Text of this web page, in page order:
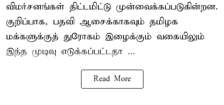
விமர்சனங்கள் திட்டமிட்டு முன்வைக்கப்படுகின்றன.
குறிப்பாக, பதவி ஆசைக்காகவும் தமிழக
மக்களுக்குத் துரோகம் இழைக்கும் வகையிலும்
இந்த முடிவு எடுக்கப்பட்டதா ...
Read More